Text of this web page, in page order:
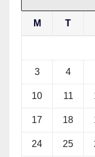
M T
3 4
10 11
17 18
24 25